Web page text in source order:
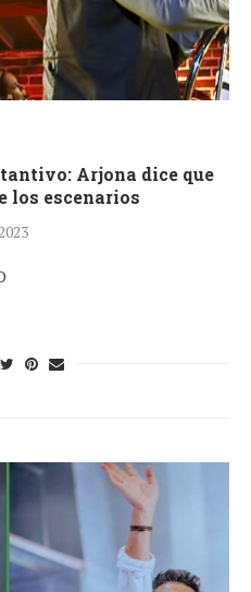
Arjona dice que
los escenarios